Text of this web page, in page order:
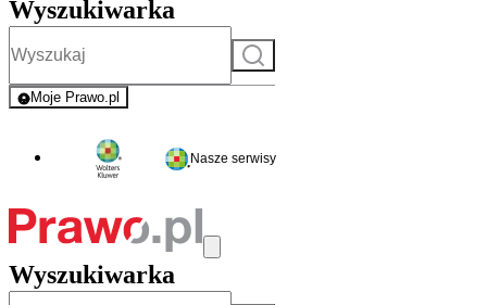
Wyszukiwarka
Szukaj
Moje Prawo.pl
- rejestracja i logowanie do serwisu
Nasze serwisy
Wyszukiwarka